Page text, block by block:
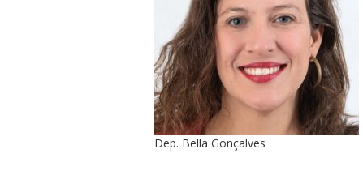
Dep. Bella Gonçalves